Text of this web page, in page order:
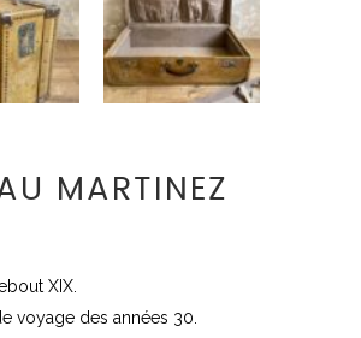
MARTINEZ
XIX.
voyage des années 30.